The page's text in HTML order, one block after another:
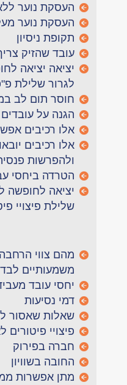
העסקת נוער
העסקת נוער
תקופת ניסיון
עובד שהזיק
יציאה יציאה
לגרור שלילת
חוסר תום לב
הגנה על
אלו רכיבים
אלו רכיבים
ולהפרשות
הטרדה ביחסי
יציאה לחופשה
שלילת פיצויי
מהם צווי
משמעותיים
יחסי עובד
דמי נסיעות
שאלות שאסור
פיצויי
חברה בפירוק
החובה בשוויון
מתן אפשרות